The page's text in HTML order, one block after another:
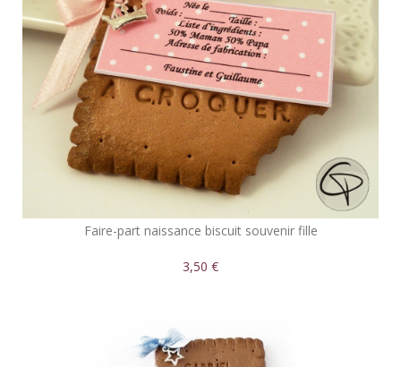
Faire-part naissance biscuit souvenir fille
3,50 €